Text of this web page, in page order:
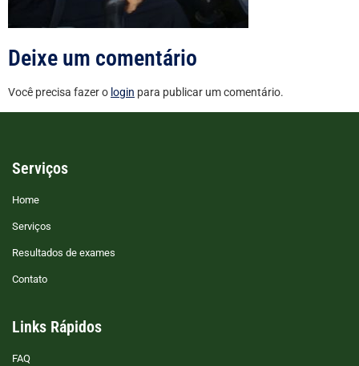
Deixe um comentário
Você precisa fazer o login para publicar um comentário.
Serviços
Home
Serviços
Resultados de exames
Contato
Links Rápidos
FAQ